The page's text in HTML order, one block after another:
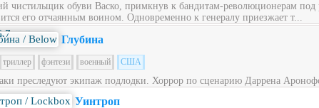
чистильщик обуви Васко, примкнув к бандитам-революционерам под
его отчаянным воином. Одновременно к генералу приезжает т...
Глубина
триллер фэнтези военный США
преследуют экипаж подлодки. Хоррор по сценарию Даррена
Уинтроп